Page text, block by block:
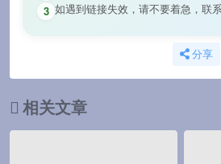
3 如遇到链接失效，请不要着急，联
分享
相关文章